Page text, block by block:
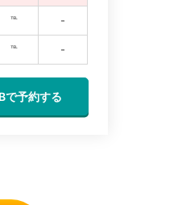
℡ -
℡ -
で予約する